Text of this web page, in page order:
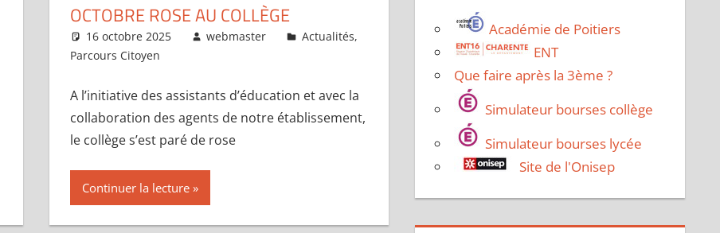
OCTOBRE ROSE AU COLLÈGE
16 octobre 2025 webmaster Actualités,
Parcours Citoyen
A l’initiative des assistants d’éducation et avec la
collaboration des agents de notre établissement,
le collège s’est paré de rose
Continuer la lecture
Académie de Poitiers
ENT
Que faire après la 3ème ?
Simulateur bourses collège
Simulateur bourses lycée
Site de l'Onisep